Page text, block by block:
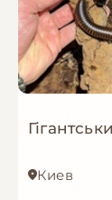
Киев